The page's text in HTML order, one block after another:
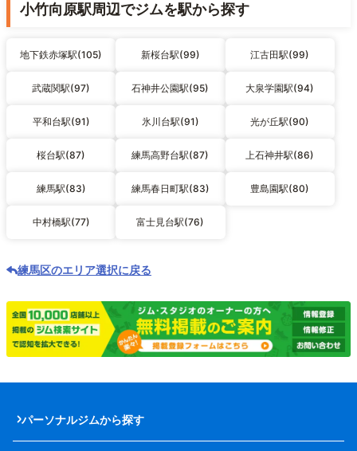
小竹向原駅周辺でジムを駅から探す
地下鉄赤塚駅(105) 新桜台駅(99) 江古田駅(99)
武蔵関駅(97) 石神井公園駅(95) 大泉学園駅(94)
平和台駅(91) 氷川台駅(91) 光が丘駅(90)
桜台駅(87) 練馬高野台駅(87) 上石神井駅(86)
練馬駅(83) 練馬春日町駅(83) 豊島園駅(80)
中村橋駅(77) 富士見台駅(76)
練馬区のエリア選択に戻る
パーソナルジムから探す